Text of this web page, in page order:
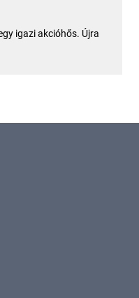
igazi akcióhős. Újra